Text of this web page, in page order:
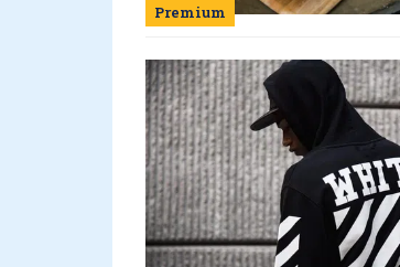
Premium